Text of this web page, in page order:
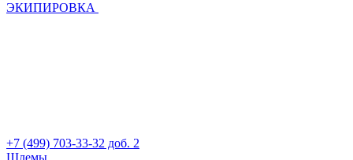
ЭКИПИРОВКА
+7 (499) 703-33-32 доб. 2